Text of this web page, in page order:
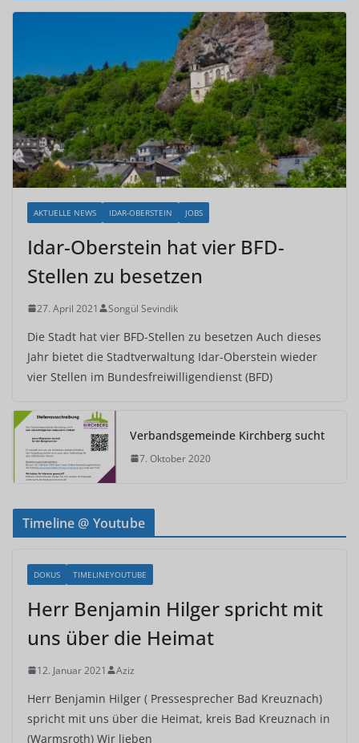
AKTUELLE NEWS IDAR-OBERSTEIN JOBS
Idar-Oberstein hat vier BFD-
Stellen zu besetzen
27. April 2021 Songül Sevindik
Die Stadt hat vier BFD-Stellen zu besetzen Auch dieses
Jahr bietet die Stadtverwaltung Idar-Oberstein wieder
vier Stellen im Bundesfreiwilligendienst (BFD)
Verbandsgemeinde Kirchberg sucht
7. Oktober 2020
Timeline @ Youtube
DOKUS TIMELINEYOUTUBE
Herr Benjamin Hilger spricht mit
uns über die Heimat
12. Januar 2021 Aziz
Herr Benjamin Hilger ( Pressesprecher Bad Kreuznach)
spricht mit uns über die Heimat, kreis Bad Kreuznach in
(Warmsroth) Wir lieben